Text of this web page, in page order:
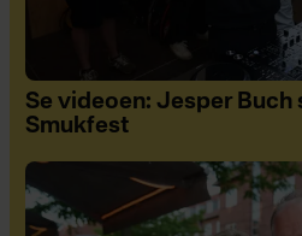
Se videoen: Jesper Buch
Smukfest